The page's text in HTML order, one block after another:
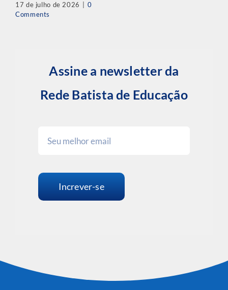
17 de julho de 2026
0
Comments
Assine a newsletter da
Rede Batista de Educação
Increver-se